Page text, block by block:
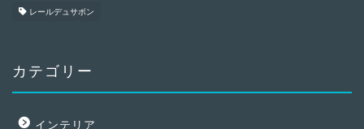
レールデュサボン
カテゴリー
インテリア